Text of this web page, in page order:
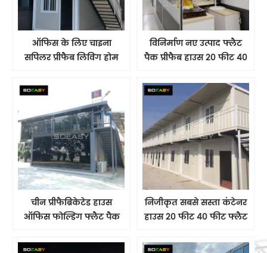
ऑफिस के लिए चाइना
सपिलर प्रीफैब लिविंग होम
फ्लैट पैक कंटेनर हाउस
विनिर्माण नए उत्पाद फ्लैट
पैक प्रीफैब हाउस 20 फीट 40
मोबाइल कंटेनर
चीन प्रीफैब्रिकेटेड हाउस
ऑफिस फोल्डिंग फ्लैट पैक
मॉड्यूलर हाउस अच्छी कीमत
निजीकृत सबसे सस्ता कंटेनर
हाउस 20 फीट 40 फीट फ्लैट
लिए निर्मित प्रीफैब होम